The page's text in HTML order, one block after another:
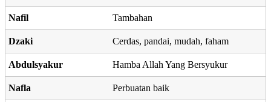
Nafil Tambahan
Dzaki Cerdas, pandai, mudah, faham
Abdulsyakur Hamba Allah Yang Bersyukur
Nafla Perbuatan baik